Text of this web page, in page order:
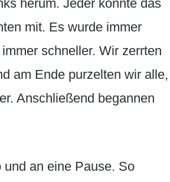
herum. Jeder konnte das
mit. Es wurde immer
schneller. Wir zerrten
am Ende purzelten wir alle,
Anschließend begannen
an eine Pause. So